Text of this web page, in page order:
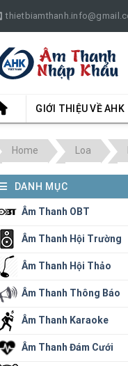
GIỚI THIỆU VỀ AHK
Home Loa
DANH MỤC
Âm Thanh OBT
Âm Thanh Hội Trường
Âm Thanh Hội Thảo
Âm Thanh Thông Báo
Âm Thanh Karaoke
Âm Thanh Đám Cưới